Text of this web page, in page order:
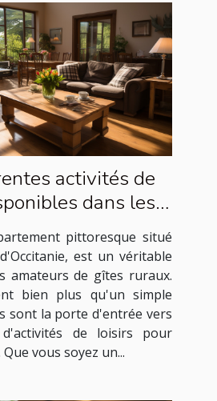
activités de
dans les
du Tarn
pittoresque situé
est un véritable
amateurs de gîtes ruraux.
bien plus qu'un simple
sont la porte d'entrée vers
de loisirs pour
vous soyez un...